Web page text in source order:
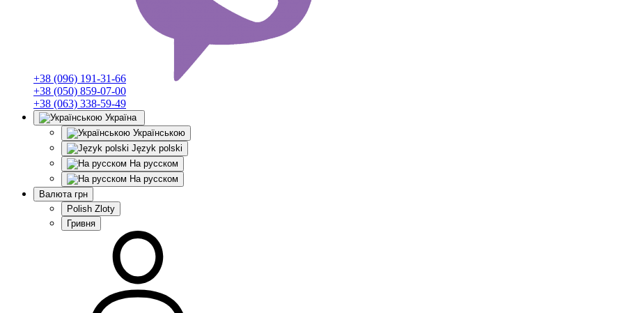
+38 (096) 191-31-66
+38 (050) 859-07-00
+38 (063) 338-59-49
Україна
Українською
Język polski
На русском
На русском
Валюта грн
Polish Zloty
Гривня